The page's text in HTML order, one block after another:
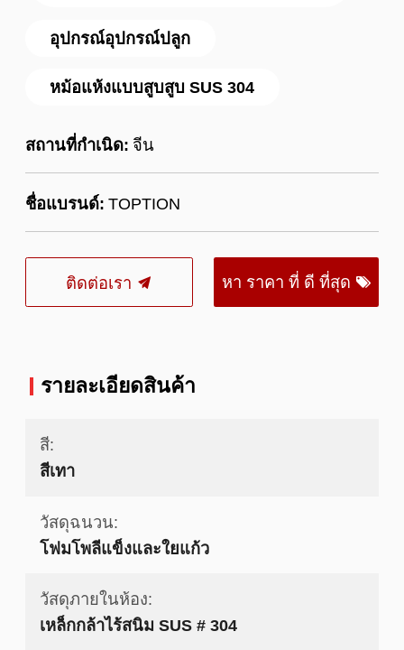
อุปกรณ์อุปกรณ์ปลูก
หม้อแห้งแบบสูบสูบ SUS 304
สถานที่กำเนิด: จีน
ชื่อแบรนด์: TOPTION
ติดต่อเรา หา ราคา ที่ ดี ที่สุด
รายละเอียดสินค้า
สี:
สีเทา
วัสดุฉนวน:
โฟมโพลีแข็งและใยแก้ว
วัสดุภายในห้อง:
เหล็กกล้าไร้สนิม SUS # 304